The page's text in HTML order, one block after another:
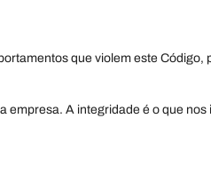
que violem este
empresa. A integridade é o que nos